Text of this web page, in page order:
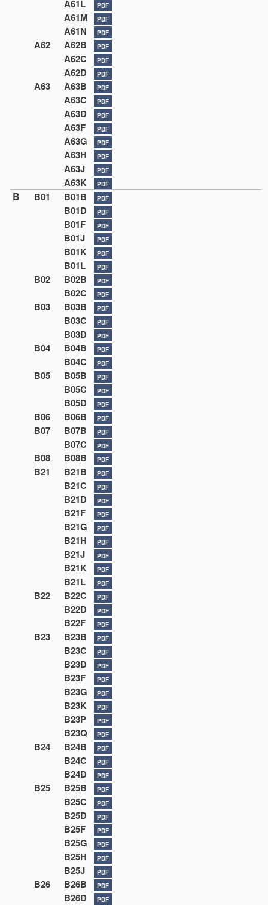
A61L PDF
A61M PDF
A61N PDF
A62 A62B PDF
A62C PDF
A62D PDF
A63 A63B PDF
A63C PDF
A63D PDF
A63F PDF
A63G PDF
A63H PDF
A63J PDF
A63K PDF
B B01 B01B PDF
B01D PDF
B01F PDF
B01J PDF
B01K PDF
B01L PDF
B02 B02B PDF
B02C PDF
B03 B03B PDF
B03C PDF
B03D PDF
B04 B04B PDF
B04C PDF
B05 B05B PDF
B05C PDF
B05D PDF
B06 B06B PDF
B07 B07B PDF
B07C PDF
B08 B08B PDF
B21 B21B PDF
B21C PDF
B21D PDF
B21F PDF
B21G PDF
B21H PDF
B21J PDF
B21K PDF
B21L PDF
B22 B22C PDF
B22D PDF
B22F PDF
B23 B23B PDF
B23C PDF
B23D PDF
B23F PDF
B23G PDF
B23K PDF
B23P PDF
B23Q PDF
B24 B24B PDF
B24C PDF
B24D PDF
B25 B25B PDF
B25C PDF
B25D PDF
B25F PDF
B25G PDF
B25H PDF
B25J PDF
B26 B26B PDF
B26D PDF